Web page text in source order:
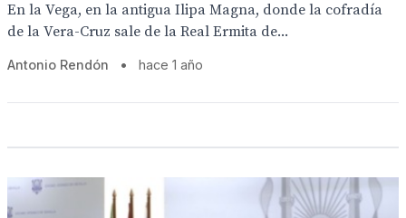
En la Vega, en la antigua Ilipa Magna, donde la cofradía
de la Vera-Cruz sale de la Real Ermita de...
Antonio Rendón • hace 1 año